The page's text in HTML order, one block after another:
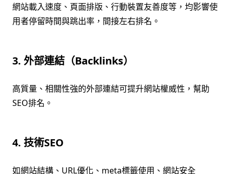
網站載入速度、頁面排版、行動裝置友善度等，均影響使
用者停留時間與跳出率，間接左右排名。
3. 外部連結（Backlinks）
高質量、相關性強的外部連結可提升網站權威性，幫助
SEO排名。
4. 技術SEO
如網站結構、URL優化、meta標籤使用、網站安全